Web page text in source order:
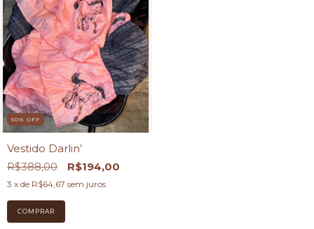
50% OFF
Vestido Darlin’
R$388,00
R$194,00
3 x de R$64,67 sem juros